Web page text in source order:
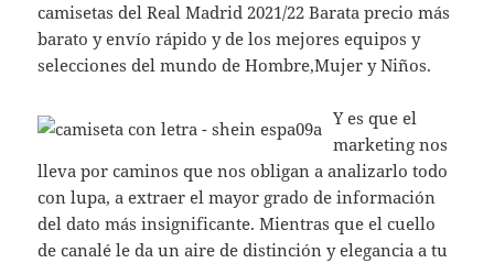
camisetas del Real Madrid 2021/22 Barata precio más
barato y envío rápido y de los mejores equipos y
selecciones del mundo de Hombre,Mujer y Niños.
Y es que el
marketing nos
lleva por caminos que nos obligan a analizarlo todo
con lupa, a extraer el mayor grado de información
del dato más insignificante. Mientras que el cuello
de canalé le da un aire de distinción y elegancia a tu